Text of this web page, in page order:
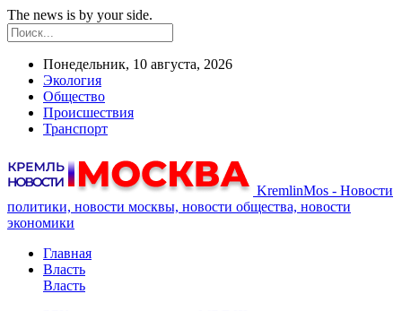
The news is by your side.
Понедельник, 10 августа, 2026
Экология
Общество
Происшествия
Транспорт
KremlinMos - Новости
политики, новости москвы, новости общества, новости
экономики
Главная
Власть
Власть